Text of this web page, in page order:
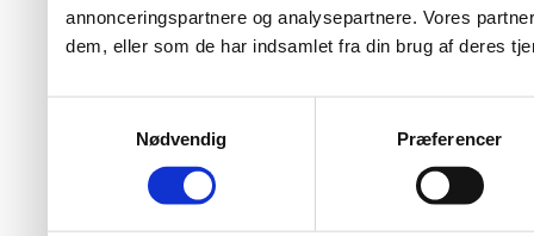
annonceringspartnere og analysepartnere. Vores
dem, eller som de har indsamlet fra din brug af deres
Nødvendig
Præferencer